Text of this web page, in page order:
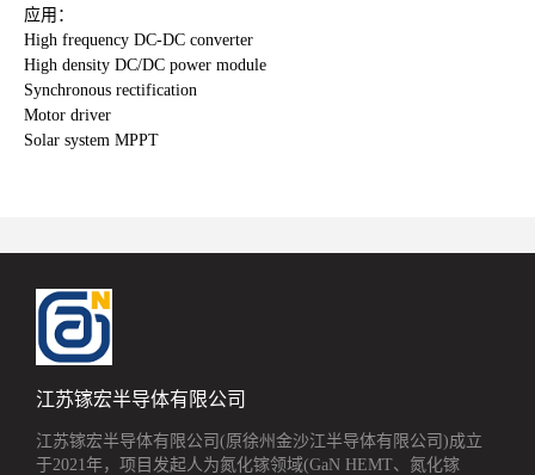
应用：
High frequency DC-DC converter
High density DC/DC power module
Synchronous rectification
Motor driver
Solar system MPPT
江苏镓宏半导体有限公司
江苏镓宏半导体有限公司(原徐州金沙江半导体有限公司)成立
于2021年，项目发起人为氮化镓领域(GaN HEMT、氮化镓